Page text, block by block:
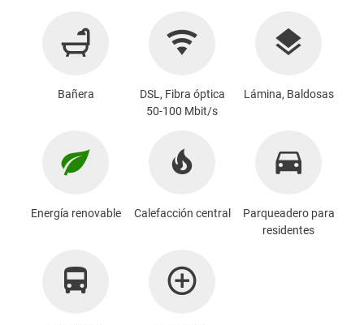
Bañera
DSL, Fibra óptica
50-100 Mbit/s
Lámina, Baldosas
Energía renovable Calefacción central
Parqueadero para
residentes